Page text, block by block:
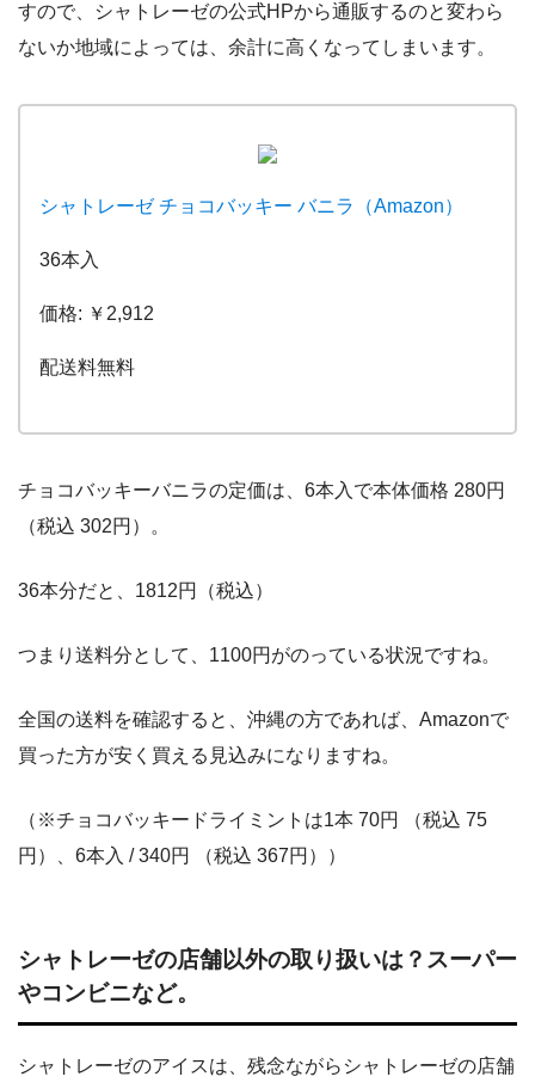
すので、シャトレーゼの公式HPから通販するのと変わら
ないか地域によっては、余計に高くなってしまいます。
シャトレーゼ チョコバッキー バニラ（Amazon）
36本入
価格: ￥2,912
配送料無料
チョコバッキーバニラの定価は、6本入で本体価格 280円
（税込 302円）。
36本分だと、1812円（税込）
つまり送料分として、1100円がのっている状況ですね。
全国の送料を確認すると、沖縄の方であれば、Amazonで
買った方が安く買える見込みになりますね。
（※チョコバッキードライミントは1本 70円 （税込 75
円）、6本入 / 340円 （税込 367円））
シャトレーゼの店舗以外の取り扱いは？スーパー
やコンビニなど。
シャトレーゼのアイスは、残念ながらシャトレーゼの店舗